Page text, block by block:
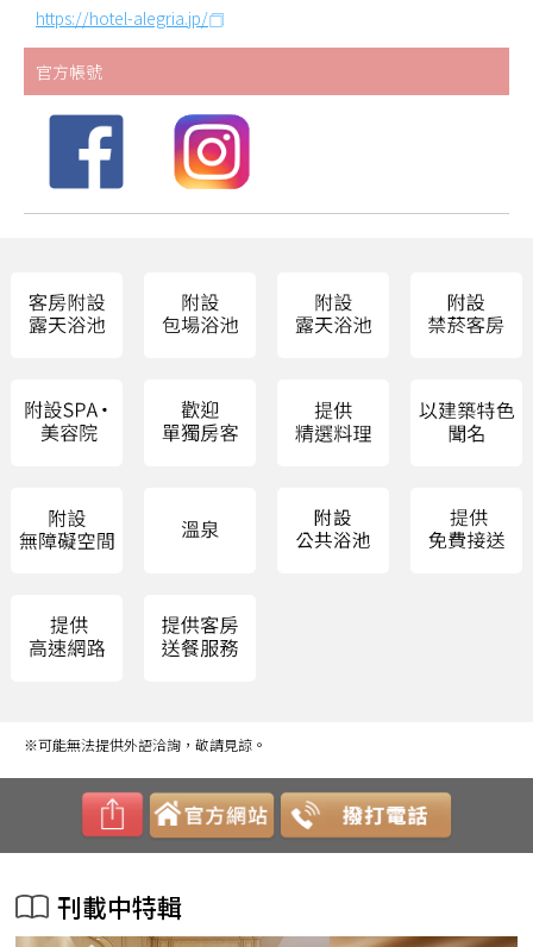
https://hotel-alegria.jp/
官方帳號
※可能無法提供外語洽詢，敬請見諒。
刊載中特輯